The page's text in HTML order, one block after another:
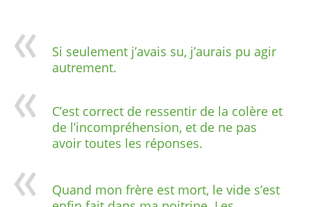
Si seulement j’avais su, j’aurais pu agir
autrement.
C’est correct de ressentir de la colère et
de l’incompréhension, et de ne pas
avoir toutes les réponses.
Quand mon frère est mort, le vide s’est